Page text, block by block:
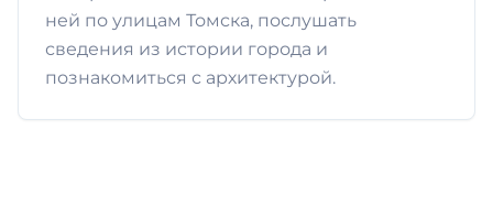
ней по улицам Томска, послушать
сведения из истории города и
познакомиться с архитектурой.